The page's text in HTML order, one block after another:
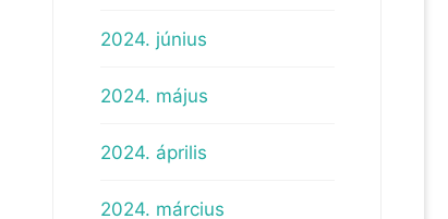
2024. június
2024. május
2024. április
2024. március